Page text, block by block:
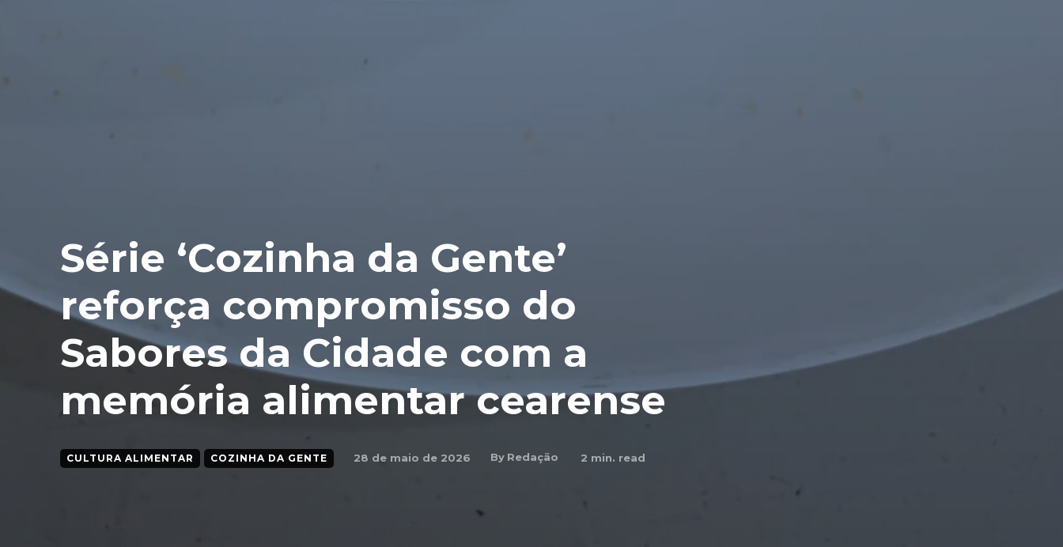
Série ‘Cozinha da Gente’
reforça compromisso do
Sabores da Cidade com a
memória alimentar cearense
CULTURA ALIMENTAR COZINHA DA GENTE 28 de maio de 2026 By Redação 2 min. read